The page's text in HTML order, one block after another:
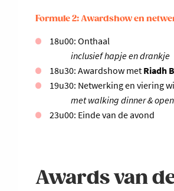
Formule 2: Awardshow en
18u00: Onthaal
inclusief hapje en drankje
18u30: Awardshow met Riadh
19u30: Netwerking en viering
met walking dinner &
23u00: Einde van de avond
Awards van